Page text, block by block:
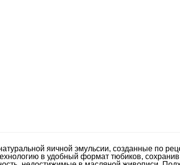
яичной эмульсии, созданные по
в удобный формат тюбиков,